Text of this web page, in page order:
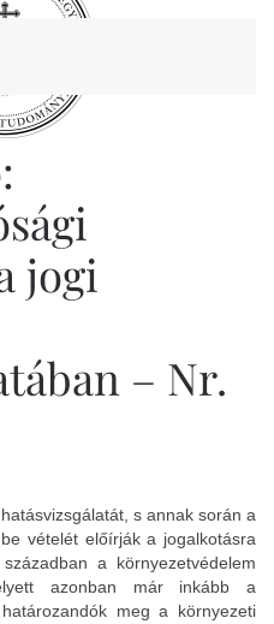
jogi
– Nr.
s annak során a
vételét előírják a jogalkotásra
a környezetvédelem
azonban már inkább a
meg a környezeti